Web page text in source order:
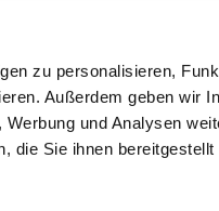
zu personalisieren,
Außerdem geben wir
und Analysen
die Sie ihnenpieces